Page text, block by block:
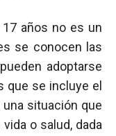
años no es un
se conocen las
adoptarse
que se incluye el
situación que
o salud, dada